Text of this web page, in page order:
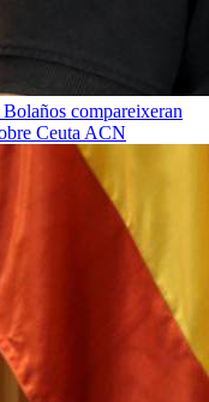
compareixeran
Ceuta ACN